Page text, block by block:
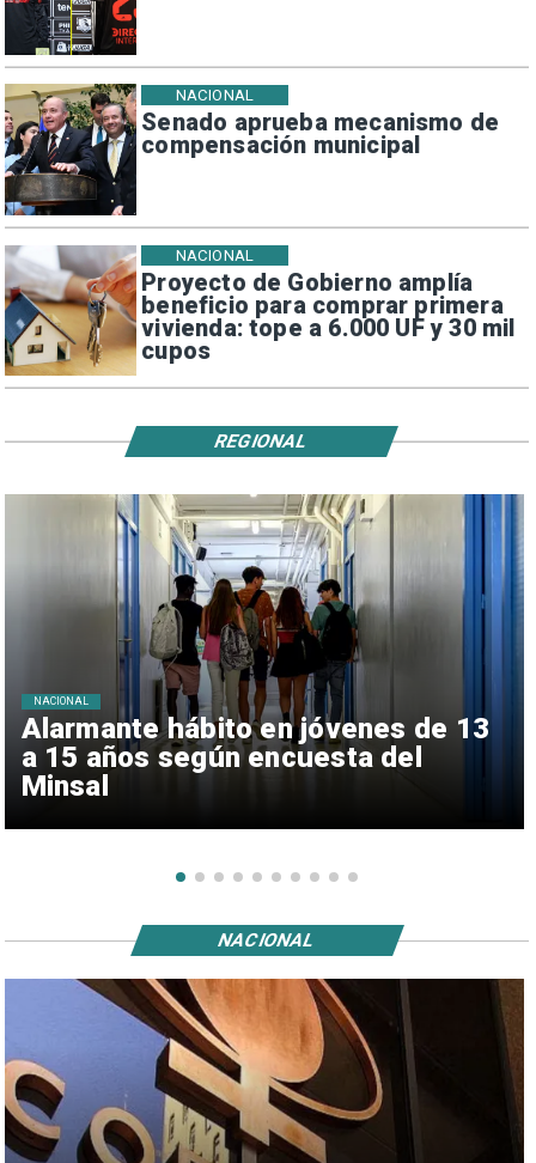
Senado aprueba mecanismo de
compensación municipal
NACIONAL
Proyecto de Gobierno amplía
beneficio para comprar primera
vivienda: tope a 6.000 UF y 30 mil
cupos
NACIONAL
Alarmante hábito en jóvenes de 13
a 15 años según encuesta del
Minsal
NACIONAL
REGIONAL
NACIONAL